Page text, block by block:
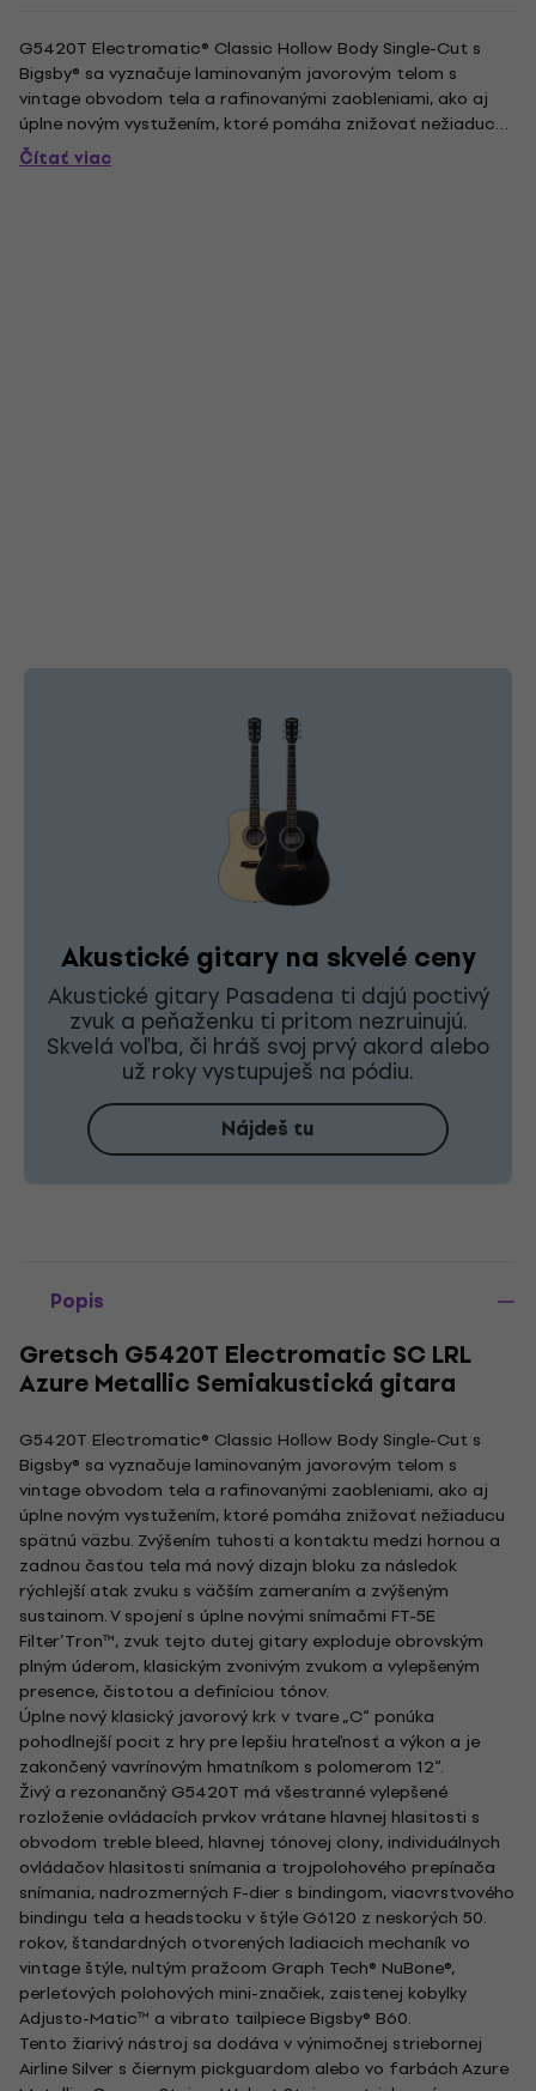
G5420T Electromatic® Classic Hollow Body Single-Cut s
Bigsby® sa vyznačuje laminovaným javorovým telom s
vintage obvodom tela a rafinovanými zaobleniami, ako aj
úplne novým vystužením, ktoré pomáha znižovať nežiaducu
spätnú väzbu. Zvýšením tuhosti a kontaktu medzi hornou a
zadnou časťou tela má nový dizajn bloku za následok
Čítať viac
Akustické gitary na skvelé ceny
Akustické gitary Pasadena ti dajú poctivý
zvuk a peňaženku ti pritom nezruinujú.
Skvelá voľba, či hráš svoj prvý akord alebo
už roky vystupuješ na pódiu.
Nájdeš tu
Popis
Gretsch G5420T Electromatic SC LRL
Azure Metallic Semiakustická gitara
G5420T Electromatic® Classic Hollow Body Single-Cut s
Bigsby® sa vyznačuje laminovaným javorovým telom s
vintage obvodom tela a rafinovanými zaobleniami, ako aj
úplne novým vystužením, ktoré pomáha znižovať nežiaducu
spätnú väzbu. Zvýšením tuhosti a kontaktu medzi hornou a
zadnou časťou tela má nový dizajn bloku za následok
rýchlejší atak zvuku s väčším zameraním a zvýšeným
sustainom. V spojení s úplne novými snímačmi FT-5E
Filter’Tron™, zvuk tejto dutej gitary exploduje obrovským
plným úderom, klasickým zvonivým zvukom a vylepšeným
presence, čistotou a definíciou tónov.
Úplne nový klasický javorový krk v tvare „C“ ponúka
pohodlnejší pocit z hry pre lepšiu hrateľnosť a výkon a je
zakončený vavrínovým hmatníkom s polomerom 12“.
Živý a rezonančný G5420T má všestranné vylepšené
rozloženie ovládacích prvkov vrátane hlavnej hlasitosti s
obvodom treble bleed, hlavnej tónovej clony, individuálnych
ovládačov hlasitosti snímania a trojpolohového prepínača
snímania, nadrozmerných F-dier s bindingom, viacvrstvového
bindingu tela a headstocku v štýle G6120 z neskorých 50.
rokov, štandardných otvorených ladiacich mechaník vo
vintage štýle, nultým pražcom Graph Tech® NuBone®,
perleťových polohových mini-značiek, zaistenej kobylky
Adjusto-Matic™ a vibrato tailpiece Bigsby® B60.
Tento žiarivý nástroj sa dodáva v výnimočnej striebornej
Airline Silver s čiernym pickguardom alebo vo farbách Azure